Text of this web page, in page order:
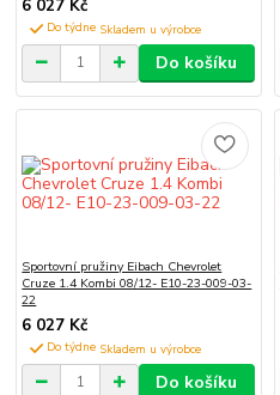
6 027 Kč
Do týdne
Do košíku
Sportovní pružiny Eibach Chevrolet
Cruze 1.4 Kombi 08/12- E10-23-009-03-
22
6 027 Kč
Do týdne
Do košíku